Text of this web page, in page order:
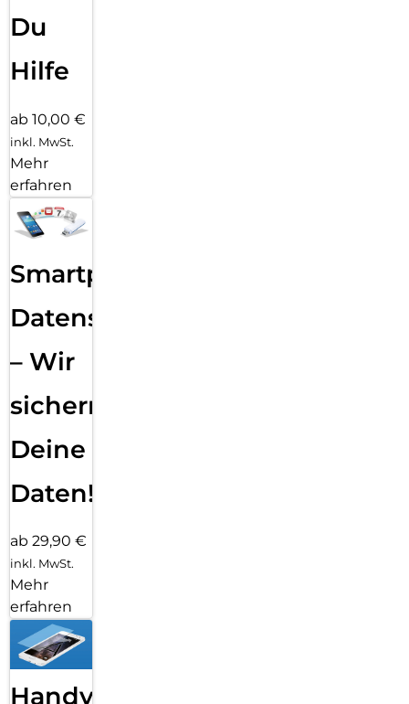
Du
Hilfe
ab 10,00 €
inkl. MwSt.
Mehr
erfahren
Smartphone
Datensicherung
– Wir
sichern
Deine
Daten!
ab 29,90 €
inkl. MwSt.
Mehr
erfahren
Handy